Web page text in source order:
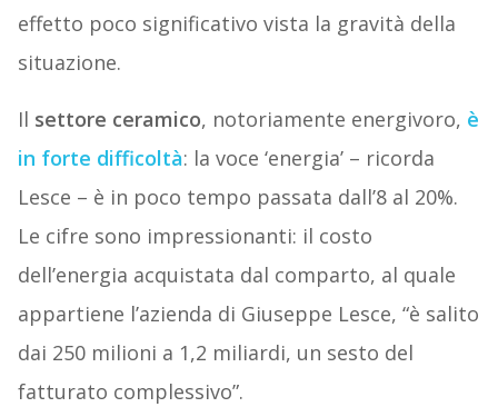
effetto poco significativo vista la gravità della
situazione.
Il settore ceramico, notoriamente energivoro, è
in forte difficoltà: la voce ‘energia’ – ricorda
Lesce – è in poco tempo passata dall’8 al 20%.
Le cifre sono impressionanti: il costo
dell’energia acquistata dal comparto, al quale
appartiene l’azienda di Giuseppe Lesce, “è salito
dai 250 milioni a 1,2 miliardi, un sesto del
fatturato complessivo”.